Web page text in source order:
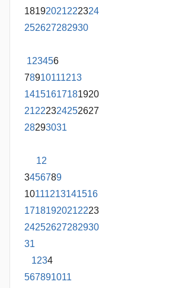
18192021222324
252627282930
123456
78910111213
14151617181920
21222324252627
28293031
12
3456789
10111213141516
17181920212223
24252627282930
31
1234
567891011